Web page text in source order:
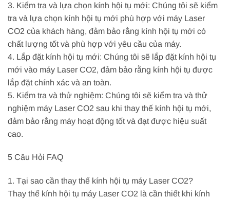
3. Kiểm tra và lựa chọn kính hội tụ mới: Chúng tôi sẽ kiểm
tra và lựa chọn kính hội tụ mới phù hợp với máy Laser
CO2 của khách hàng, đảm bảo rằng kính hội tụ mới có
chất lượng tốt và phù hợp với yêu cầu của máy.
4. Lắp đặt kính hội tụ mới: Chúng tôi sẽ lắp đặt kính hội tụ
mới vào máy Laser CO2, đảm bảo rằng kính hội tụ được
lắp đặt chính xác và an toàn.
5. Kiểm tra và thử nghiệm: Chúng tôi sẽ kiểm tra và thử
nghiệm máy Laser CO2 sau khi thay thế kính hội tụ mới,
đảm bảo rằng máy hoạt động tốt và đạt được hiệu suất
cao.
5 Câu Hỏi FAQ
1. Tại sao cần thay thế kính hội tụ máy Laser CO2?
Thay thế kính hội tụ máy Laser CO2 là cần thiết khi kính